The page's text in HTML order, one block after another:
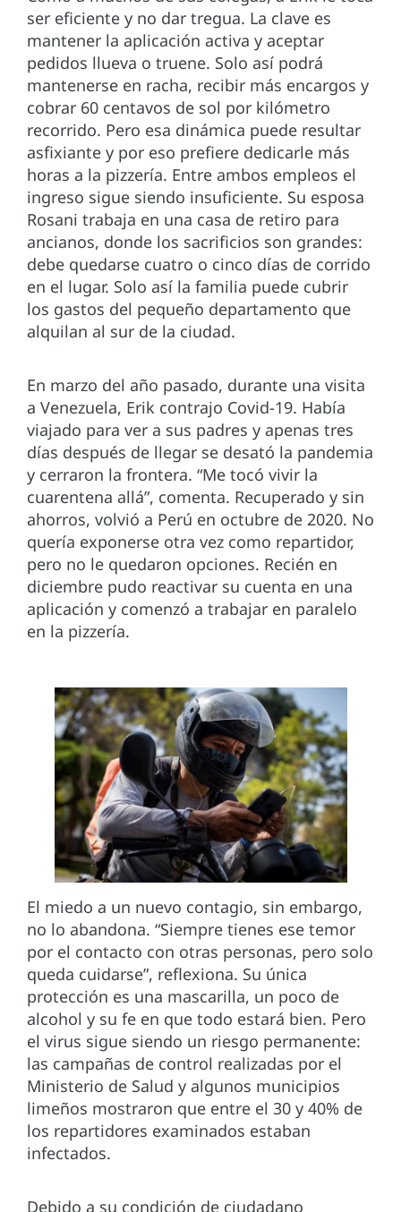
ser eficiente y no dar tregua. La clave es
mantener la aplicación activa y aceptar
pedidos llueva o truene. Solo así podrá
mantenerse en racha, recibir más encargos y
cobrar 60 centavos de sol por kilómetro
recorrido. Pero esa dinámica puede resultar
asfixiante y por eso prefiere dedicarle más
horas a la pizzería. Entre ambos empleos el
ingreso sigue siendo insuficiente. Su esposa
Rosani trabaja en una casa de retiro para
ancianos, donde los sacrificios son grandes:
debe quedarse cuatro o cinco días de corrido
en el lugar. Solo así la familia puede cubrir
los gastos del pequeño departamento que
alquilan al sur de la ciudad.
En marzo del año pasado, durante una visita
a Venezuela, Erik contrajo Covid-19. Había
viajado para ver a sus padres y apenas tres
días después de llegar se desató la pandemia
y cerraron la frontera. “Me tocó vivir la
cuarentena allá”, comenta. Recuperado y sin
ahorros, volvió a Perú en octubre de 2020. No
quería exponerse otra vez como repartidor,
pero no le quedaron opciones. Recién en
diciembre pudo reactivar su cuenta en una
aplicación y comenzó a trabajar en paralelo
en la pizzería.
El miedo a un nuevo contagio, sin embargo,
no lo abandona. “Siempre tienes ese temor
por el contacto con otras personas, pero solo
queda cuidarse”, reflexiona. Su única
protección es una mascarilla, un poco de
alcohol y su fe en que todo estará bien. Pero
el virus sigue siendo un riesgo permanente:
las campañas de control realizadas por el
Ministerio de Salud y algunos municipios
limeños mostraron que entre el 30 y 40% de
los repartidores examinados estaban
infectados.
Debido a su condición de ciudadano